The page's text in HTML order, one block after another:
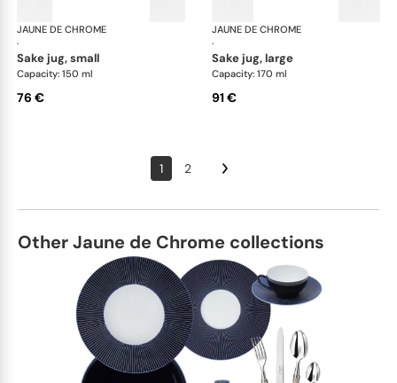
JAUNE DE CHROME
·
Nymphéa
sake jug, small
Capacity: 150 ml
76 €
JAUNE DE CHROME
·
sake jug, large
Capacity: 170 ml
91 €
1 2
Other Jaune de Chrome collections